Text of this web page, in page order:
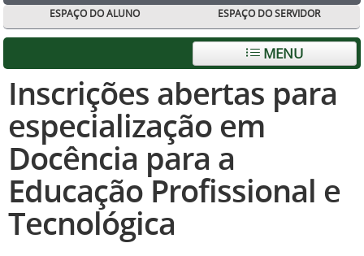
ESPAÇO DO ALUNO
ESPAÇO DO SERVIDOR
MENU
Inscrições abertas para
especialização em
Docência para a
Educação Profissional e
Tecnológica